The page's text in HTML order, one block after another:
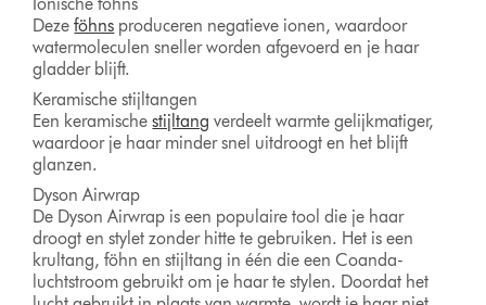
Dezeföhns produceren negatieve ionen, waardoor
watermoleculen sneller worden afgevoerd en je haar
gladder blijft.
Keramische stijltangen
Een keramischestijltang verdeelt warmte gelijkmatiger,
waardoor je haar minder snel uitdroogt en het blijft
glanzen.
Dyson Airwrap
De Dyson Airwrap is een populaire tool die je haar
droogt en stylet zonder hitte te gebruiken. Het is een
krultang, föhn en stijltang in één die een Coanda-
luchtstroom gebruikt om je haar te stylen. Doordat het